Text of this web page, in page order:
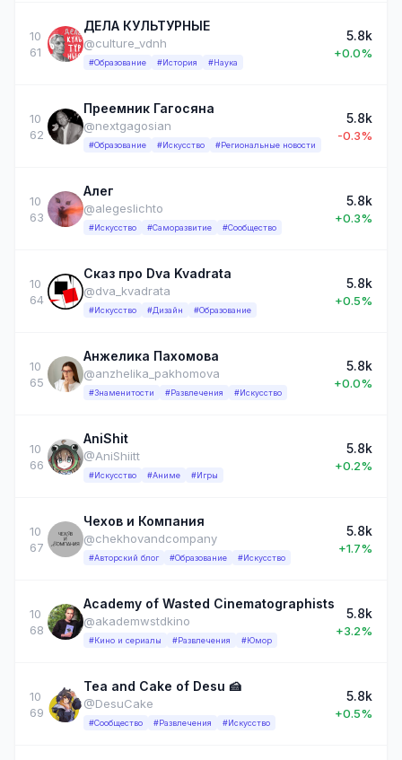
10
61
ДЕЛА КУЛЬТУРНЫЕ
@culture_vdnh
#Образование #История #Наука
5.8k
+0.0%
10
62
Преемник Гагосяна
@nextgagosian
#Образование #Искусство #Региональные новости
5.8k
-0.3%
10
63
Алег
@alegeslichto
#Искусство #Саморазвитие #Сообщество
5.8k
+0.3%
10
64
Сказ про Dva Kvadrata
@dva_kvadrata
#Искусство #Дизайн #Образование
5.8k
+0.5%
10
65
Анжелика Пахомова
@anzhelika_pakhomova
#Знаменитости #Развлечения #Искусство
5.8k
+0.0%
10
66
AniShit
@AniShiitt
#Искусство #Аниме #Игры
5.8k
+0.2%
10
67
Чехов и Компания
@chekhovandcompany
#Авторский блог #Образование #Искусство
5.8k
+1.7%
10
68
Academy of Wasted Cinematographists
@akademwstdkino
#Кино и сериалы #Развлечения #Юмор
5.8k
+3.2%
10
69
Tea and Cake of Desu 🍰
@DesuCake
#Сообщество #Развлечения #Искусство
5.8k
+0.5%